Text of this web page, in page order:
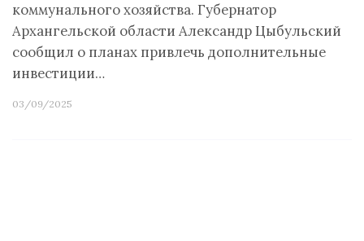
коммунального хозяйства. Губернатор
Архангельской области Александр Цыбульский
сообщил о планах привлечь дополнительные
инвестиции…
03/09/2025